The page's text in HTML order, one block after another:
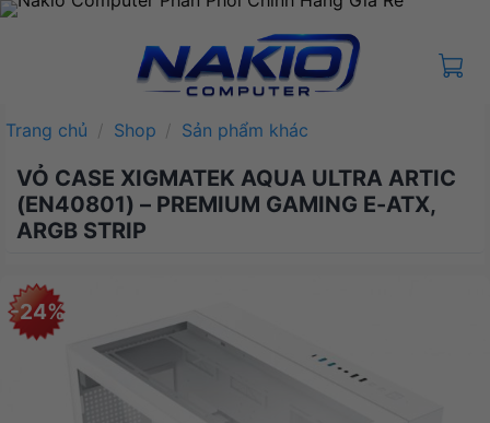
Bỏ
Trang chủ / Shop / Sản phẩm khác
VỎ CASE XIGMATEK AQUA ULTRA ARTIC
(EN40801) – PREMIUM GAMING E-ATX,
ARGB STRIP
-24%